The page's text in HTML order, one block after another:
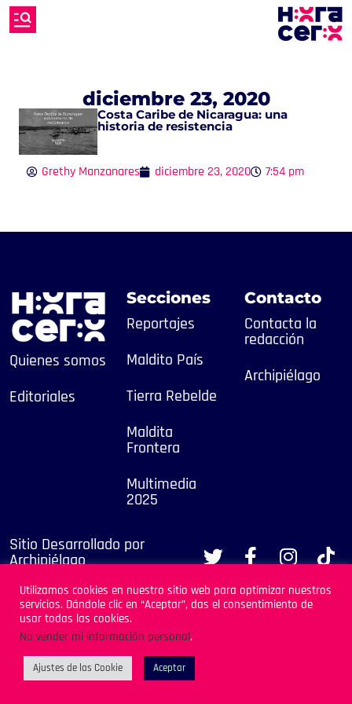
diciembre 23, 2020
Costa Caribe de Nicaragua: una
historia de resistencia
Grethy Manzanares diciembre 23, 2020 7:54 pm
Quienes somos
Editoriales
Secciones
Reportajes
Maldito País
Tierra Rebelde
Maldita
Frontera
Multimedia
2025
Contacto
Contacta la
redacción
Archipiélago
Sitio Desarrollado por
Archipiélago
Utilizamos cookies en nuestro sitio web para optimizar nuestros
servicios. Dándole clic en “Aceptar”, das el consentimiento de
usar todas las cookies.
No vender mi información personal.
Ajustes de las Cookie Aceptar